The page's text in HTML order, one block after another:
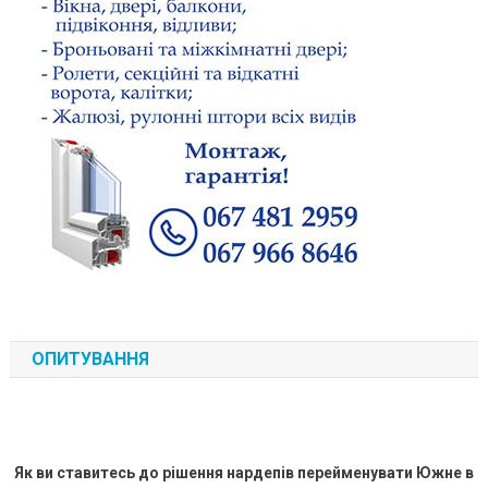
ОПИТУВАННЯ
Як ви ставитесь до рішення нардепів перейменувати Южне в